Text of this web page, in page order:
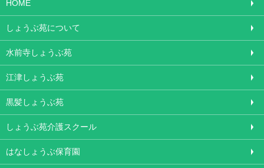
HOME
しょうぶ苑について
水前寺しょうぶ苑
江津しょうぶ苑
黒髪しょうぶ苑
しょうぶ苑介護スクール
はなしょうぶ保育園